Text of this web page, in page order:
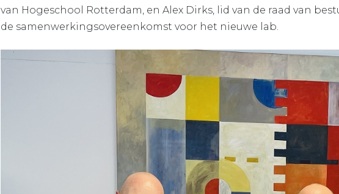
van Hogeschool Rotterdam, en Alex Dirks, lid van de raad van
de samenwerkingsovereenkomst voor het nieuwe lab.